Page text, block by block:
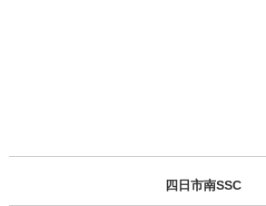
四日市南SSC